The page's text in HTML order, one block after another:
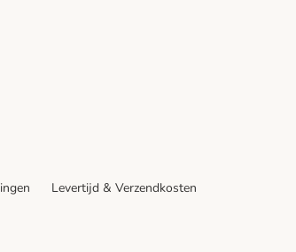
Levertijd & Verzendkosten